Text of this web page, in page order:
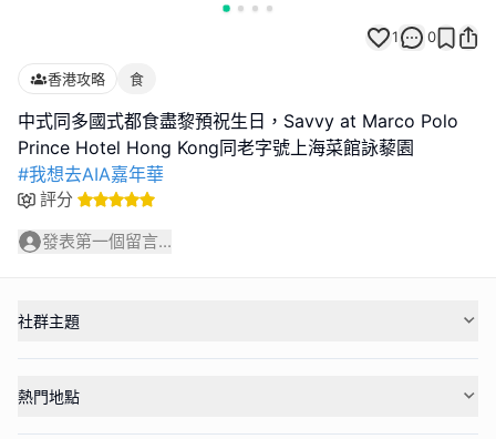
1 0
香港攻略 食
中式同多國式都食盡黎預祝生日，Savvy at Marco Polo
#我想去AIA嘉年華
評分
發表第一個留言...
社群主題
熱門地點